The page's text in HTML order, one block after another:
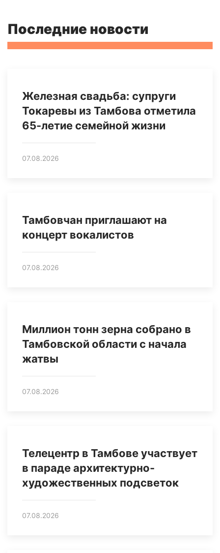
Последние новости
Железная свадьба: супруги
Токаревы из Тамбова отметила
65-летие семейной жизни
07.08.2026
Тамбовчан приглашают на
концерт вокалистов
07.08.2026
Миллион тонн зерна собрано в
Тамбовской области с начала
жатвы
07.08.2026
Телецентр в Тамбове участвует
в параде архитектурно-
художественных подсветок
07.08.2026